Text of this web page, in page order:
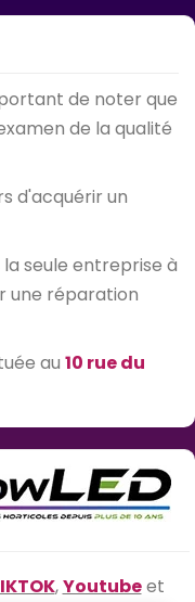
de noter que
de la qualité
d'acquérir un
seule entreprise à
une réparation
au 10 rue du
,Youtubeet